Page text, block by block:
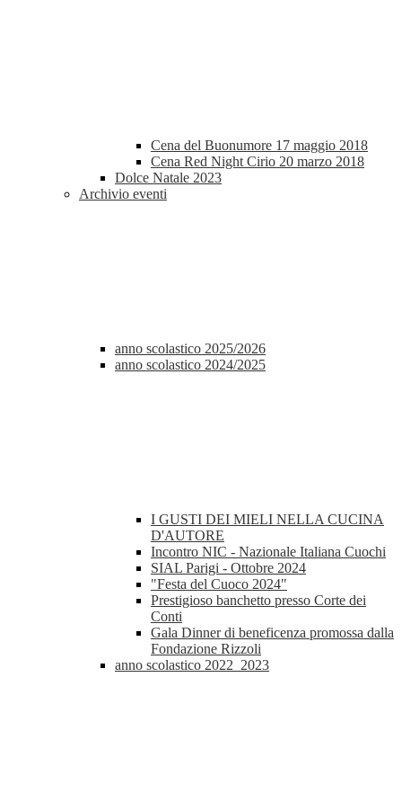
Cena del Buonumore 17 maggio 2018
Cena Red Night Cirio 20 marzo 2018
Dolce Natale 2023
Archivio eventi
anno scolastico 2025/2026
anno scolastico 2024/2025
I GUSTI DEI MIELI NELLA CUCINA
D'AUTORE
Incontro NIC - Nazionale Italiana Cuochi
SIAL Parigi - Ottobre 2024
"Festa del Cuoco 2024"
Prestigioso banchetto presso Corte dei
Conti
Gala Dinner di beneficenza promossa dalla
Fondazione Rizzoli
anno scolastico 2022_2023